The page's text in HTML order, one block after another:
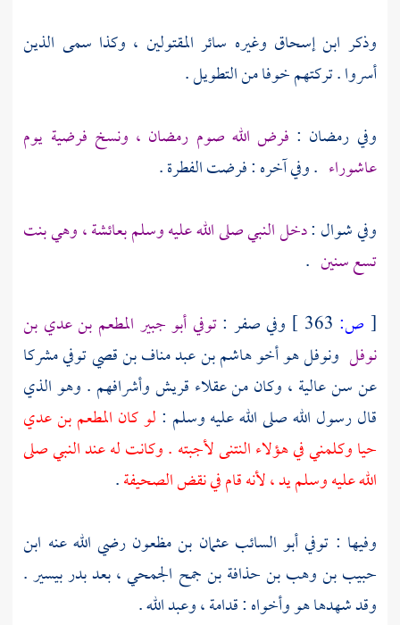
وذكر ابن إسحاق وغيره سائر المقتولين ، وكذا سمى الذين
أسروا . تركتهم خوفا من التطويل .
وفي رمضان : فرض الله صوم رمضان ، ونسخ فرضية يوم
عاشوراء . وفي آخره : فرضت الفطرة .
وفي شوال :دخل النبي صلى الله عليه وسلمبعائشة ،وهي بنت
تسع سنين .
[ ص: وفي صفر :توفيأبو جبير المطعم بن عدي بن
نوفل ونوفلهو أخوهاشم بن عبد مناف بن قصيتوفي مشركا
عن سن عالية ، وكان من عقلاء قريشوأشرافهم . وهو الذي
قال رسول الله صلى الله عليه وسلم : لو كان المطعم بن عدي
حيا وكلمني في هؤلاء النتنى لأجبته . وكانت له عند النبي صلى
الله عليه وسلم يد ، لأنه قام في نقض الصحيفة.
وفيها : توفيأبو السائب عثمان بن مظعونرضي الله عنه ابن
حبيب بن وهب بن حذافة بن جمح الجمحي ،بعدبدربيسير .
وقد شهدها هو وأخواه :قدامة ،وعبد الله .